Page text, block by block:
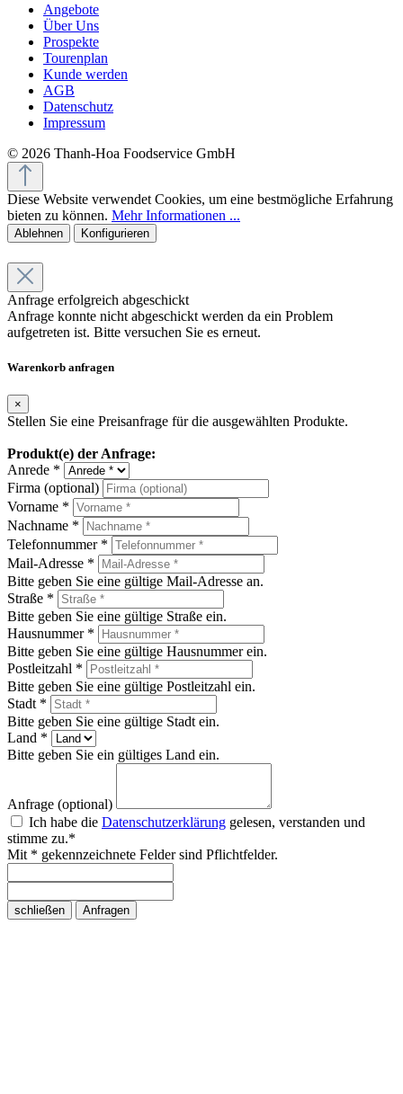
Angebote
Über Uns
Prospekte
Tourenplan
Kunde werden
AGB
Datenschutz
Impressum
© 2026 Thanh-Hoa Foodservice GmbH
Diese Website verwendet Cookies, um eine bestmögliche Erfahrung
bieten zu können. Mehr Informationen ...
Ablehnen Konfigurieren
Anfrage erfolgreich abgeschickt
Anfrage konnte nicht abgeschickt werden da ein Problem
aufgetreten ist. Bitte versuchen Sie es erneut.
Warenkorb anfragen
×
Stellen Sie eine Preisanfrage für die ausgewählten Produkte.
Produkt(e) der Anfrage:
Anrede *
Firma (optional)
Vorname *
Nachname *
Telefonnummer *
Mail-Adresse *
Bitte geben Sie eine gültige Mail-Adresse an.
Straße *
Bitte geben Sie eine gültige Straße ein.
Hausnummer *
Bitte geben Sie eine gültige Hausnummer ein.
Postleitzahl *
Bitte geben Sie eine gültige Postleitzahl ein.
Stadt *
Bitte geben Sie eine gültige Stadt ein.
Land *
Bitte geben Sie ein gültiges Land ein.
Anfrage (optional)
Ich habe die Datenschutzerklärung gelesen, verstanden und
stimme zu.*
Mit * gekennzeichnete Felder sind Pflichtfelder.
schließen Anfragen